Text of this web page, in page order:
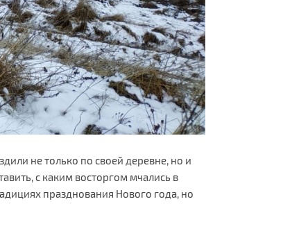
не только по своей деревне, но и
с каким восторгом мчались в
празднования Нового года, но